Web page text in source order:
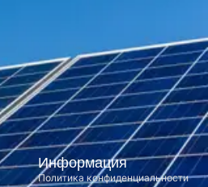
Информация
Политика конфиденциальности